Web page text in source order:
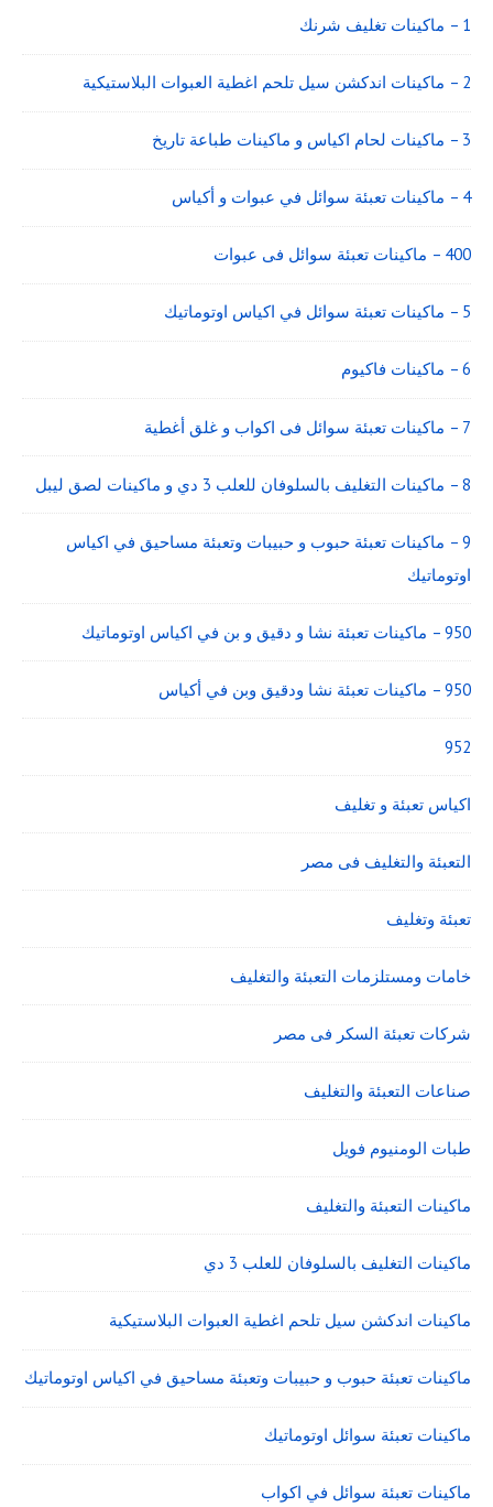
1 – ماكينات تغليف شرنك
2 – ماكينات اندكشن سيل تلحم اغطية العبوات البلاستيكية
3 – ماكينات لحام اكياس و ماكينات طباعة تاريخ
4 – ماكينات تعبئة سوائل في عبوات و أكياس
400 – ماكينات تعبئة سوائل فى عبوات
5 – ماكينات تعبئة سوائل في اكياس اوتوماتيك
6 – ماكينات فاكيوم
7 – ماكينات تعبئة سوائل فى اكواب و غلق أغطية
8 – ماكينات التغليف بالسلوفان للعلب 3 دي و ماكينات لصق ليبل
9 – ماكينات تعبئة حبوب و حبيبات وتعبئة مساحيق في اكياس
اوتوماتيك
950 – ماكينات تعبئة نشا و دقيق و بن في اكياس اوتوماتيك
950 – ماكينات تعبئة نشا ودقيق وبن في أكياس
952
اكياس تعبئة و تغليف
التعبئة والتغليف فى مصر
تعبئة وتغليف
خامات ومستلزمات التعبئة والتغليف
شركات تعبئة السكر فى مصر
صناعات التعبئة والتغليف
طبات الومنيوم فويل
ماكينات التعبئة والتغليف
ماكينات التغليف بالسلوفان للعلب 3 دي
ماكينات اندكشن سيل تلحم اغطية العبوات البلاستيكية
ماكينات تعبئة حبوب و حبيبات وتعبئة مساحيق في اكياس اوتوماتيك
ماكينات تعبئة سوائل اوتوماتيك
ماكينات تعبئة سوائل في اكواب